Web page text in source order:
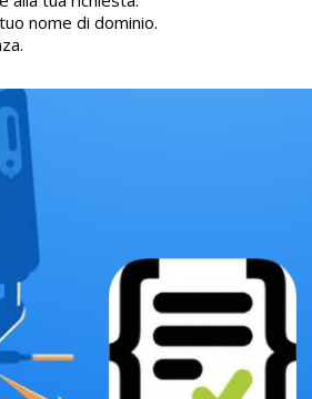
nome di dominio.